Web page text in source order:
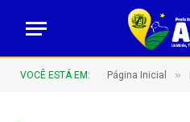
VOCÊ ESTÁ EM: Página Inicial »